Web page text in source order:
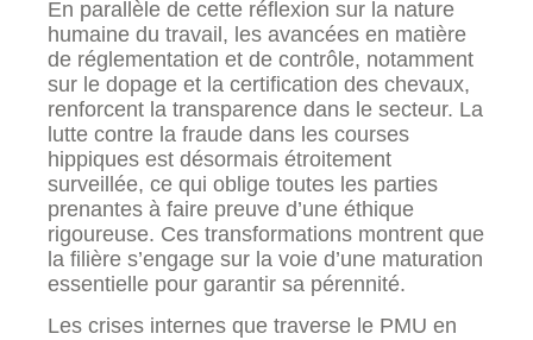
En parallèle de cette réflexion sur la nature
humaine du travail, les avancées en matière
de réglementation et de contrôle, notamment
sur le dopage et la certification des chevaux,
renforcent la transparence dans le secteur. La
lutte contre la fraude dans les courses
hippiques est désormais étroitement
surveillée, ce qui oblige toutes les parties
prenantes à faire preuve d’une éthique
rigoureuse. Ces transformations montrent que
la filière s’engage sur la voie d’une maturation
essentielle pour garantir sa pérennité.
Les crises internes que traverse le PMU en